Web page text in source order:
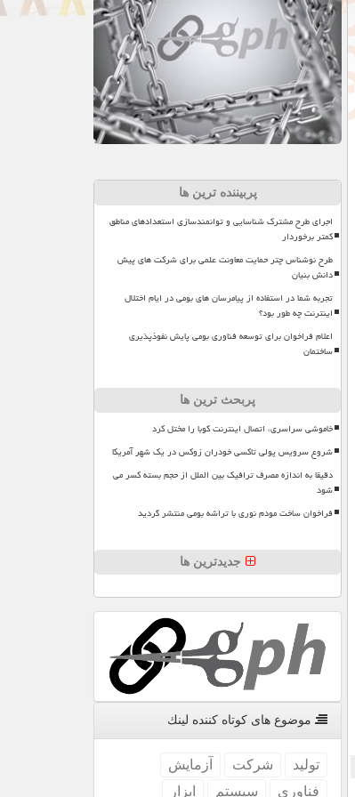
پربیننده ترین ها
اجرای طرح مشترک شناسایی و توانمندسازی استعدادهای مناطق
کمتر برخوردار
طرح نوشناس چتر حمایت معاونت علمی برای شرکت های پیش
دانش بنیان
تجربه شما در استفاده از پیامرسان های بومی در ایام اختلال
اینترنت چه طور بود؟
اعلام فراخوان برای توسعه فناوری بومی پایش نفوذپذیری
ساختمان
پربحث ترین ها
خاموشی سراسری، اتصال اینترنت کوبا را مختل کرد
شروع سرویس پولی تاکسی خودران زوکس در یک شهر آمریکا
دقیقا به اندازه مصرف ترافیک بین الملل از حجم بسته کسر می
شود
فراخوان ساخت مودم نوری با تراشه بومی منتشر گردید
جدیدترین ها
موضوع های كوتاه كننده لینك
تولید شركت
آزمایش
فناوری
سیستم
ابزار